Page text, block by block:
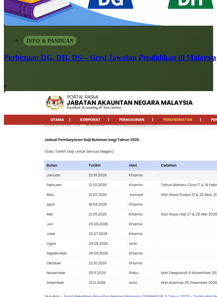
INFO & PANDUAN
Perbezaan DG, DH, DS – Gred Jawatan Pendidikan di Malaysia